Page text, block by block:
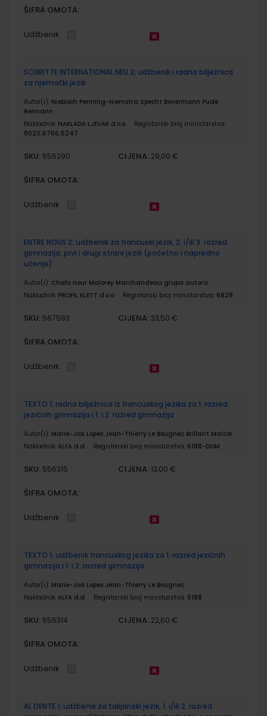
ŠIFRA OMOTA:
Udžbenik
SCHRITTE INTERNATIONAL NEU 2; udžbenik i radna bilježnica
za njemački jezik
Autor(i): Niebisch Penning-Hiemstra Specht Bovermann Pude
Reimann
Nakladnik: NAKLADA LJEVAK d.o.o.
Registarski broj ministarstva:
8020;6766;6247
SKU: 556290 CIJENA: 29,00 €
ŠIFRA OMOTA:
Udžbenik
ENTRE NOUS 2; udžbenik za francuski jezik, 2. i/ili 3. razred
gimnazija, prvi i drugi strani jezik (početno i napredno
učenje)
Autor(i): Chahi Hour Malorey Marchandeau grupa autora
Nakladnik: PROFIL KLETT d.o.o. Registarski broj ministarstva: 6828
SKU: 567593 CIJENA: 33,50 €
ŠIFRA OMOTA:
Udžbenik
TEXTO 1; radna bilježnica iz francuskog jezika za 1. razred
jezičnih gimnazija i 1. i 2. razred gimnazija
Autor(i): Marie-Josi Lopes Jean-Thierry Le Bougnec Brillant Malcor
Nakladnik: ALFA d.d. Registarski broj ministarstva: 6188-DOM
SKU: 556315 CIJENA: 13,00 €
ŠIFRA OMOTA:
Udžbenik
TEXTO 1; udžbenik francuskog jezika za 1. razred jezičnih
gimnazija i 1. i 2. razred gimnazija
Autor(i): Marie-Josi Lopes Jean-Thierry Le Bougnec
Nakladnik: ALFA d.d. Registarski broj ministarstva: 6188
SKU: 556314 CIJENA: 22,60 €
ŠIFRA OMOTA:
Udžbenik
AL DENTE 1; udžbenik za talijanski jezik, 1. i/ili 2. razred